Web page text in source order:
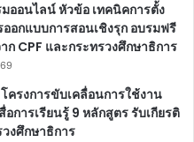
ออนไลน์ หัวข้อ เทคนิคการตั้ง
อกแบบการสอนเชิงรุก อบรมฟรี
ก CPF และกระทรวงศึกษาธิการ
ครงการขับเคลื่อนการใช้งาน
การเรียนรู้ 9 หลักสูตร รับเกียรติ
งศึกษาธิการ